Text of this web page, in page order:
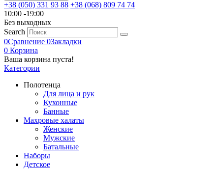
+38 (050) 331 93 88 +38 (068) 809 74 74
10:00 -19:00
Без выходных
Search
0Сравнение 0Закладки
0 Корзина
Ваша корзина пуста!
Категории
Полотенца
Для лица и рук
Кухонные
Банные
Махровые халаты
Женские
Мужские
Батальные
Наборы
Детское